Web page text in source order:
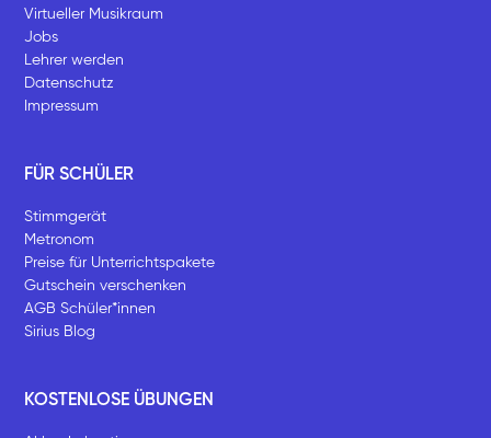
Virtueller Musikraum
Jobs
Lehrer werden
Datenschutz
Impressum
FÜR SCHÜLER
Stimmgerät
Metronom
Preise für Unterrichtspakete
Gutschein verschenken
AGB Schüler*innen
Sirius Blog
KOSTENLOSE ÜBUNGEN